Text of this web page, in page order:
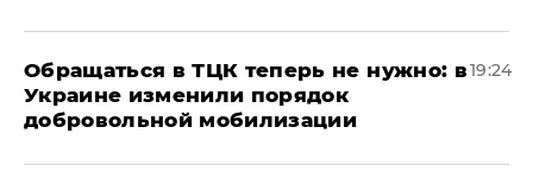
Обращаться в ТЦК теперь не нужно: в
Украине изменили порядок
добровольной мобилизации
19:24